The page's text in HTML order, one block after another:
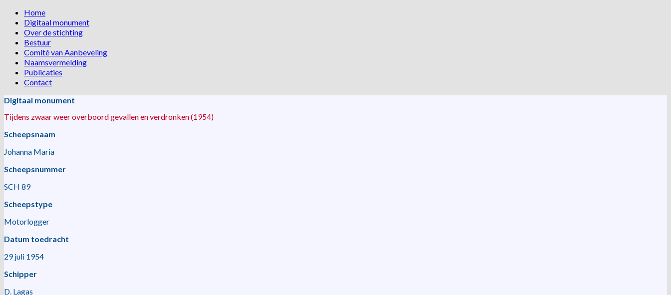
Home
Digitaal monument
Over de stichting
Bestuur
Comité van Aanbeveling
Naamsvermelding
Publicaties
Contact
Digitaal monument
Tijdens zwaar weer overboord gevallen en verdronken (1954)
Scheepsnaam
Johanna Maria
Scheepsnummer
SCH 89
Scheepstype
Motorlogger
Datum toedracht
29 juli 1954
Schipper
D. Lagas